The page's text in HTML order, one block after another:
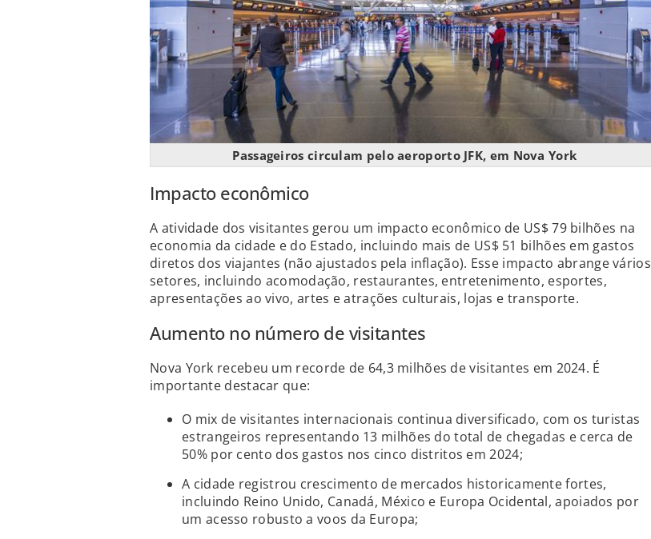
Passageiros circulam pelo aeroporto JFK, em Nova York
Impacto econômico
A atividade dos visitantes gerou um impacto econômico de US$ 79 bilhões na
economia da cidade e do Estado, incluindo mais de US$ 51 bilhões em gastos
diretos dos viajantes (não ajustados pela inflação). Esse impacto abrange vários
setores, incluindo acomodação, restaurantes, entretenimento, esportes,
apresentações ao vivo, artes e atrações culturais, lojas e transporte.
Aumento no número de visitantes
Nova York recebeu um recorde de 64,3 milhões de visitantes em 2024. É
importante destacar que:
O mix de visitantes internacionais continua diversificado, com os turistas
estrangeiros representando 13 milhões do total de chegadas e cerca de
50% por cento dos gastos nos cinco distritos em 2024;
A cidade registrou crescimento de mercados historicamente fortes,
incluindo Reino Unido, Canadá, México e Europa Ocidental, apoiados por
um acesso robusto a voos da Europa;